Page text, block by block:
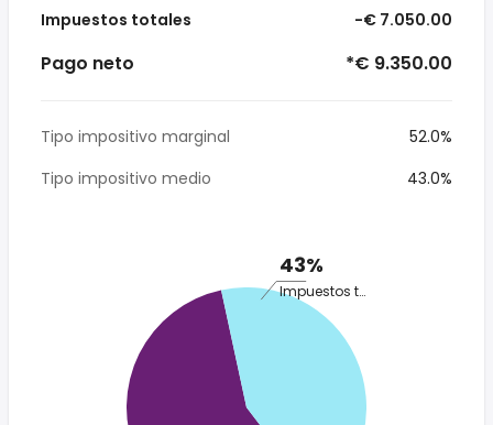
Impuestos totales -€ 7.050.00
Pago neto *€ 9.350.00
Tipo impositivo marginal
52.0%
Tipo impositivo medio
43.0%
43%
Impuestos totales